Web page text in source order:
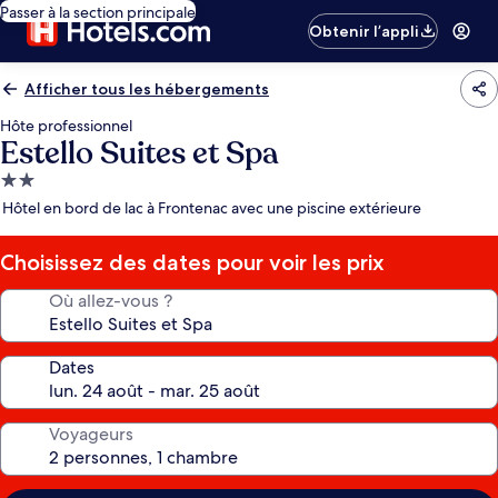
Passer à la section principale
Obtenir l’appli
Afficher tous les hébergements
Hôte professionnel
Estello Suites et Spa
Hébergement
2.0 étoiles
Hôtel en bord de lac à Frontenac avec une piscine extérieure
Choisissez des dates pour voir les prix
Où allez-vous ?
Dates
Voyageurs